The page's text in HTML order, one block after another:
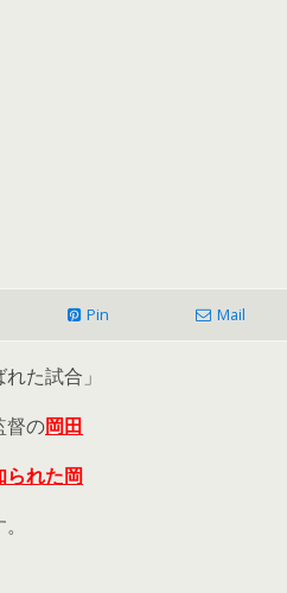
Pin Mail
た試合」
督の岡田
られた岡